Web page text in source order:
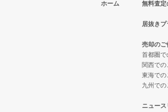
大阪市阿倍野
東大阪市の飲
吹田市の飲食
大阪市西成区
堺市堺区の飲
大阪府のカフ
大阪府のテイ
大阪府のお弁
大阪府のカラ
大阪府のバー
大阪市西区の居
大阪市西区の
大阪市西区の
大阪市西区の
ホーム 無料査定
居抜き
売却のご
首都圏で
関西で
東海での
九州で
ニュース